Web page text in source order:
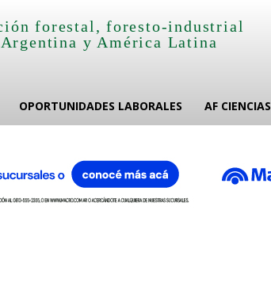
forestal, foresto-industrial
y América Latina
OPORTUNIDADES LABORALES AF CIENCIAS